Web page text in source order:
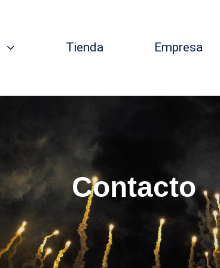
Tienda Empresa
Contacto